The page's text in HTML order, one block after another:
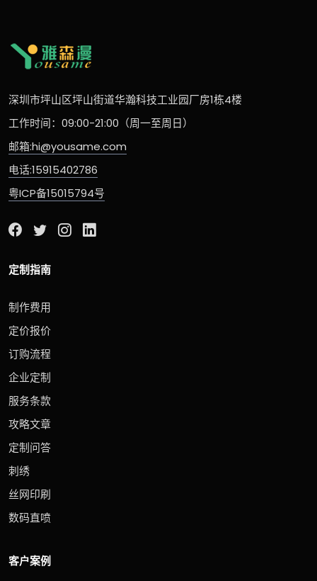
深圳市坪山区坪山街道华瀚科技工业园厂房1栋4楼
工作时间：09:00-21:00（周一至周日）
邮箱:hi@yousame.com
电话:15915402786
粤ICP备15015794号
定制指南
制作费用
定价报价
订购流程
企业定制
服务条款
攻略文章
定制问答
刺绣
丝网印刷
数码直喷
客户案例